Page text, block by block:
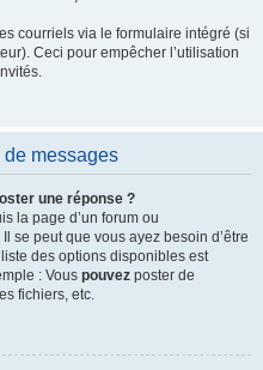
courriels via le formulaire intégré (si
Ceci pour empêcher l’utilisation
messages
une réponse ?
la page d’un forum ou
se peut que vous ayez besoin d’être
des options disponibles est
: Vous pouvez poster de
fichiers, etc.